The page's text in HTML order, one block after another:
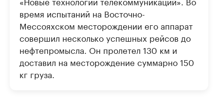
время испытаний на Восточно-
Мессояхском месторождении его аппарат
совершил несколько успешных рейсов до
нефтепромысла. Он пролетел 130 км и
доставил на месторождение суммарно 150
кг груза.